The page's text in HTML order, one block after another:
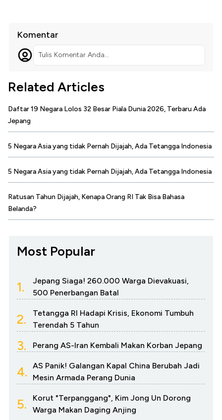
Komentar
Tulis Komentar Anda...
Related Articles
Daftar 19 Negara Lolos 32 Besar Piala Dunia 2026, Terbaru Ada
Jepang
5 Negara Asia yang tidak Pernah Dijajah, Ada Tetangga Indonesia
5 Negara Asia yang tidak Pernah Dijajah, Ada Tetangga Indonesia
Ratusan Tahun Dijajah, Kenapa Orang RI Tak Bisa Bahasa
Belanda?
Most Popular
1.
Jepang Siaga! 260.000 Warga Dievakuasi,
500 Penerbangan Batal
2.
Tetangga RI Hadapi Krisis, Ekonomi Tumbuh
Terendah 5 Tahun
3. Perang AS-Iran Kembali Makan Korban Jepang
4.
AS Panik! Galangan Kapal China Berubah Jadi
Mesin Armada Perang Dunia
5.
Korut "Terpanggang", Kim Jong Un Dorong
Warga Makan Daging Anjing